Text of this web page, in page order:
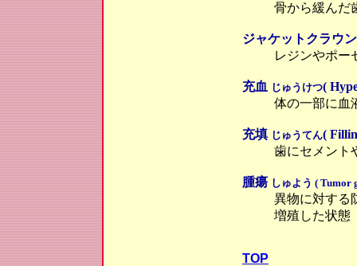
骨から緩んだ
ジャケットクラウ
レジンやポー
充血 じゅうけつ(
体の一部に血
充填 じゅうてん(
歯にセメント
腫瘍 しゅよう ( Tumor
異物に対する
増殖した状態
TOP